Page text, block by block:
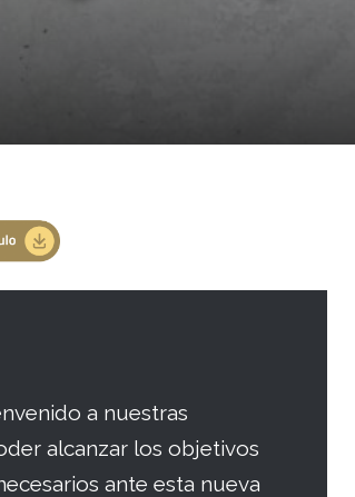
a nuestras
alcanzar los objetivos
ante esta nueva